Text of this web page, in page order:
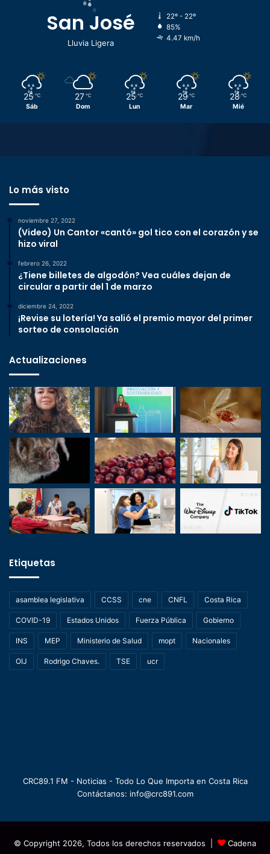
San José
Lluvia Ligera
22º - 22º
85%
4.47 km/h
25 ℃
Sáb
27 ℃
Dom
25 ℃
Lun
29 ℃
Mar
28 ℃
Mié
Lo más visto
noviembre 27, 2022
(Video) Un Cantor «cantó» gol tico con el corazón y se
hizo viral
febrero 26, 2022
¿Tiene billetes de algodón? Vea cuáles dejan de
circular a partir del 1 de marzo
diciembre 24, 2022
¡Revise su lotería! Ya salió el premio mayor del primer
sorteo de consolación
Actualizaciones
Etiquetas
asamblea legislativa CCSS cne CNFL Costa Rica
COVID-19 Estados Unidos Fuerza Pública Gobierno
INS MEP Ministerio de Salud mopt Nacionales
OIJ Rodrigo Chaves. TSE ucr
CRC89.1 FM - Noticias - Todo Lo Que Importa en Costa Rica
Contáctanos: info@crc891.com
© Copyright 2026, Todos los derechos reservados | Cadena